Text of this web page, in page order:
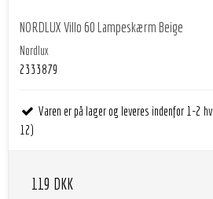
NORDLUX Villo 60 Lampeskærm Beige
Nordlux
2333879
Varen er på lager og leveres indenfor 1-2
12)
119 DKK